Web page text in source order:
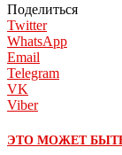
Поделиться
Twitter
WhatsApp
Email
Telegram
VK
Viber
ЭТО МОЖЕТ